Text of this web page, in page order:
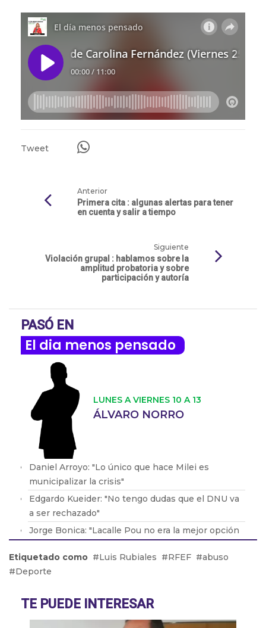
Tweet
Anterior
Primera cita : algunas alertas para tener
en cuenta y salir a tiempo
Siguiente
Violación grupal : hablamos sobre la
amplitud probatoria y sobre
participación y autoría
PASÓ EN
El dia menos pensado
LUNES A VIERNES 10 A 13
ÁLVARO NORRO
Daniel Arroyo: "Lo único que hace Milei es
municipalizar la crisis"
Edgardo Kueider: "No tengo dudas que el DNU va
a ser rechazado"
Jorge Bonica: "Lacalle Pou no era la mejor opción
después de 15 años"
Gustavo Siegrist: "Florida se ha vuelto en el
Matías Barroetaveña: "Mi líder es Cristina
Fernández de Kirchner"
Etiquetado como Luis Rubiales RFEF
abuso
Deporte
TE PUEDE INTERESAR